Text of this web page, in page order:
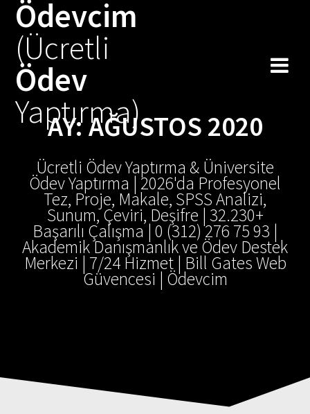
Ödevcim
(Ücretli
Ödev
Yaptırma)
AY:AĞUSTOS 2020
Ücretli Ödev Yaptırma & Üniversite
Ödev Yaptırma | 2026'da Profesyonel
Tez, Proje, Makale, SPSS Analizi,
Sunum, Çeviri, Deşifre | 32.230+
Başarılı Çalışma | 0 (312) 276 75 93 |
Akademik Danışmanlık ve Ödev Destek
Merkezi | 7/24 Hizmet | Bill Gates Web
Güvencesi | Ödevcim